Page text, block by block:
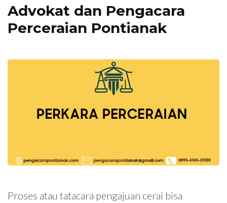
Advokat dan Pengacara
Perceraian Pontianak
Proses atau tatacara pengajuan cerai bisa